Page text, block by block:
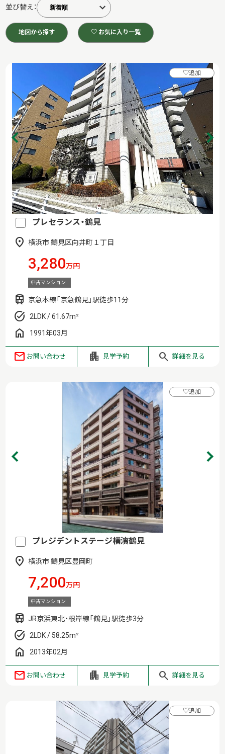
並び替え：
地図から探す ♡ お気に入り一覧
プレセランス・鶴見
横浜市 鶴見区向井町１丁目
3,280万円
中古マンション
京急本線「京急鶴見」駅徒歩11分
2LDK / 61.67m²
1991年03月
♡追加
お問い合わせ 見学予約 詳細を見る
プレジデントステージ横濱鶴見
横浜市 鶴見区豊岡町
7,200万円
中古マンション
JR京浜東北・根岸線「鶴見」駅徒歩3分
2LDK / 58.25m²
2013年02月
♡追加
お問い合わせ 見学予約 詳細を見る
♡追加